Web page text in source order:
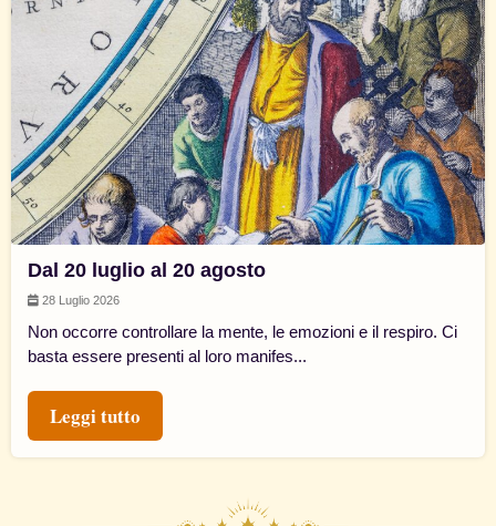
Dal 20 luglio al 20 agosto
28 Luglio 2026
Non occorre controllare la mente, le emozioni e il respiro. Ci
basta essere presenti al loro manifes...
Leggi tutto